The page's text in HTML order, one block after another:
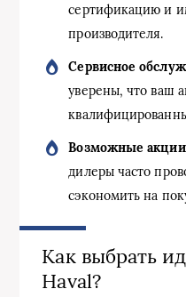
сертификацию и
производителя.
Сервисное
уверены, что ваш
Возможные акции
дилеры часто
сэкономить на
Как выбрать
Haval?